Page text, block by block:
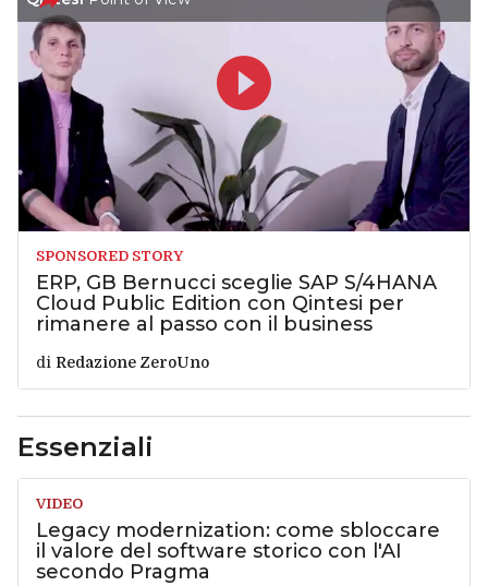
SPONSORED STORY
ERP, GB Bernucci sceglie SAP S/4HANA
Cloud Public Edition con Qintesi per
rimanere al passo con il business
di Redazione ZeroUno
Essenziali
VIDEO
Legacy modernization: come sbloccare
il valore del software storico con l'AI
secondo Pragma